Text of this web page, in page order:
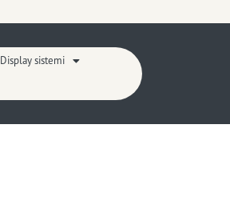
Display sistemi